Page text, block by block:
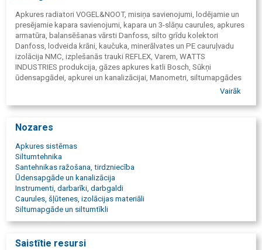
Apkures radiatori VOGEL&NOOT, misiņa savienojumi, lodējamie un
presējamie kapara savienojumi, kapara un 3-slāņu caurules, apkures
armatūra, balansēšanas vārsti Danfoss, silto grīdu kolektori
Danfoss, lodveida krāni, kaučuka, minerālvates un PE cauruļvadu
izolācija NMC, izplešanās trauki REFLEX, Varem, WATTS
INDUSTRIES produkcija, gāzes apkures katli Bosch, Sūkņi
ūdensapgādei, apkurei un kanalizācijai, Manometri, siltumapgādes
risinājumi, Santehnika, vairumtirdzniecība, Ūdens apgāde, Siltuma
Radiatori, noslēgarmatūra, vannas, Izlietnes, kolektori, vārsti,
krāni, Boileri, pods, Santehnikas, siltuma un ūdens apgādes sistēmu
ventiļi un filtri, aizbīdņi un puspagrieziena vārsti, pretvārsti, Misiņa
lodveida krāni, radiatoru pieslēgšanas armatūra, drošības vārsti,
kolektori, Armatūra siltajām grīdām, kolektori, Pieslēgšanas
armatūra, drošības vārsti, Tērauda metināmie veidgabali, Kapara,
misiņa, vara caurules lodēšanai, Polipropilēna caurules un fitingi
PILSA, WAVIN, Aqutherm, PVC caurules un fitingi kanalizācijai
Wavin, uzgriežņi, uzmava, ūdensfiltri, veidgabali, ventilis, virs un zem
apmetuma armatūras, termostati, Montāža, sūkņu remonts,
Vairāk
Nozares
Apkures sistēmas
Siltumtehnika
Santehnikas ražošana, tirdzniecība
Ūdensapgāde un kanalizācija
Instrumenti, darbarīki, darbgaldi
Caurules, šļūtenes, izolācijas materiāli
Siltumapgāde un siltumtīkli
Saistītie resursi